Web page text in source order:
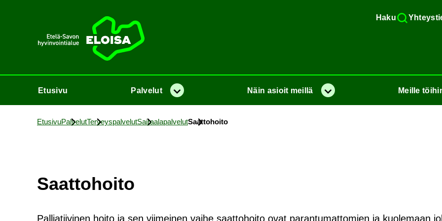
Haku
Etusi­vu
Etusi­vu Pal­ve­lut Va­lik­ko Näin asioit meil­lä Va­lik­ko Meil­le
Etusi­vuPal­ve­lutTer­veys­pal­ve­lutSai­raa­la­pal­ve­lutSaat­to­hoi­to
Saat­to­hoi­to
Palliatiivinen hoito ja sen viimeinen vaihe saattohoito ovat parantumattomien ja kuolemaan